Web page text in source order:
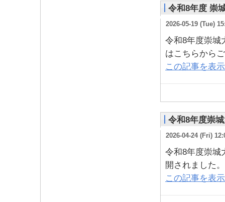
令和8年度 崇
2026-05-19 (Tue)
令和8年度崇城
はこちらから
この記事を表示
令和8年度崇
2026-04-24 (Fri)
令和8年度崇城
開されました
この記事を表示